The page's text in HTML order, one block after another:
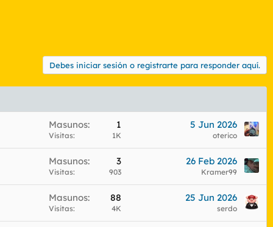
Debes iniciar sesión o registrarte para responder aquí.
Masunos 1
Visitas 1K
5 Jun 2026
oterico
Masunos 3
Visitas 903
26 Feb 2026
Kramer99
Masunos 88
Visitas 4K
25 Jun 2026
serdo